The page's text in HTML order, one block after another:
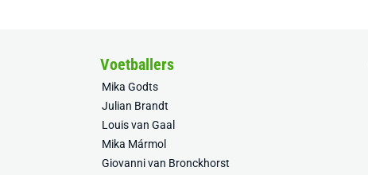
Voetballers
Mika Godts
Julian Brandt
Louis van Gaal
Mika Mármol
Giovanni van Bronckhorst